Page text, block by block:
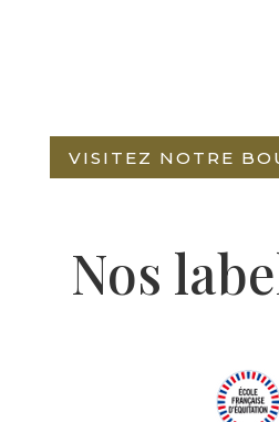
VISITEZ NOTRE
Nos